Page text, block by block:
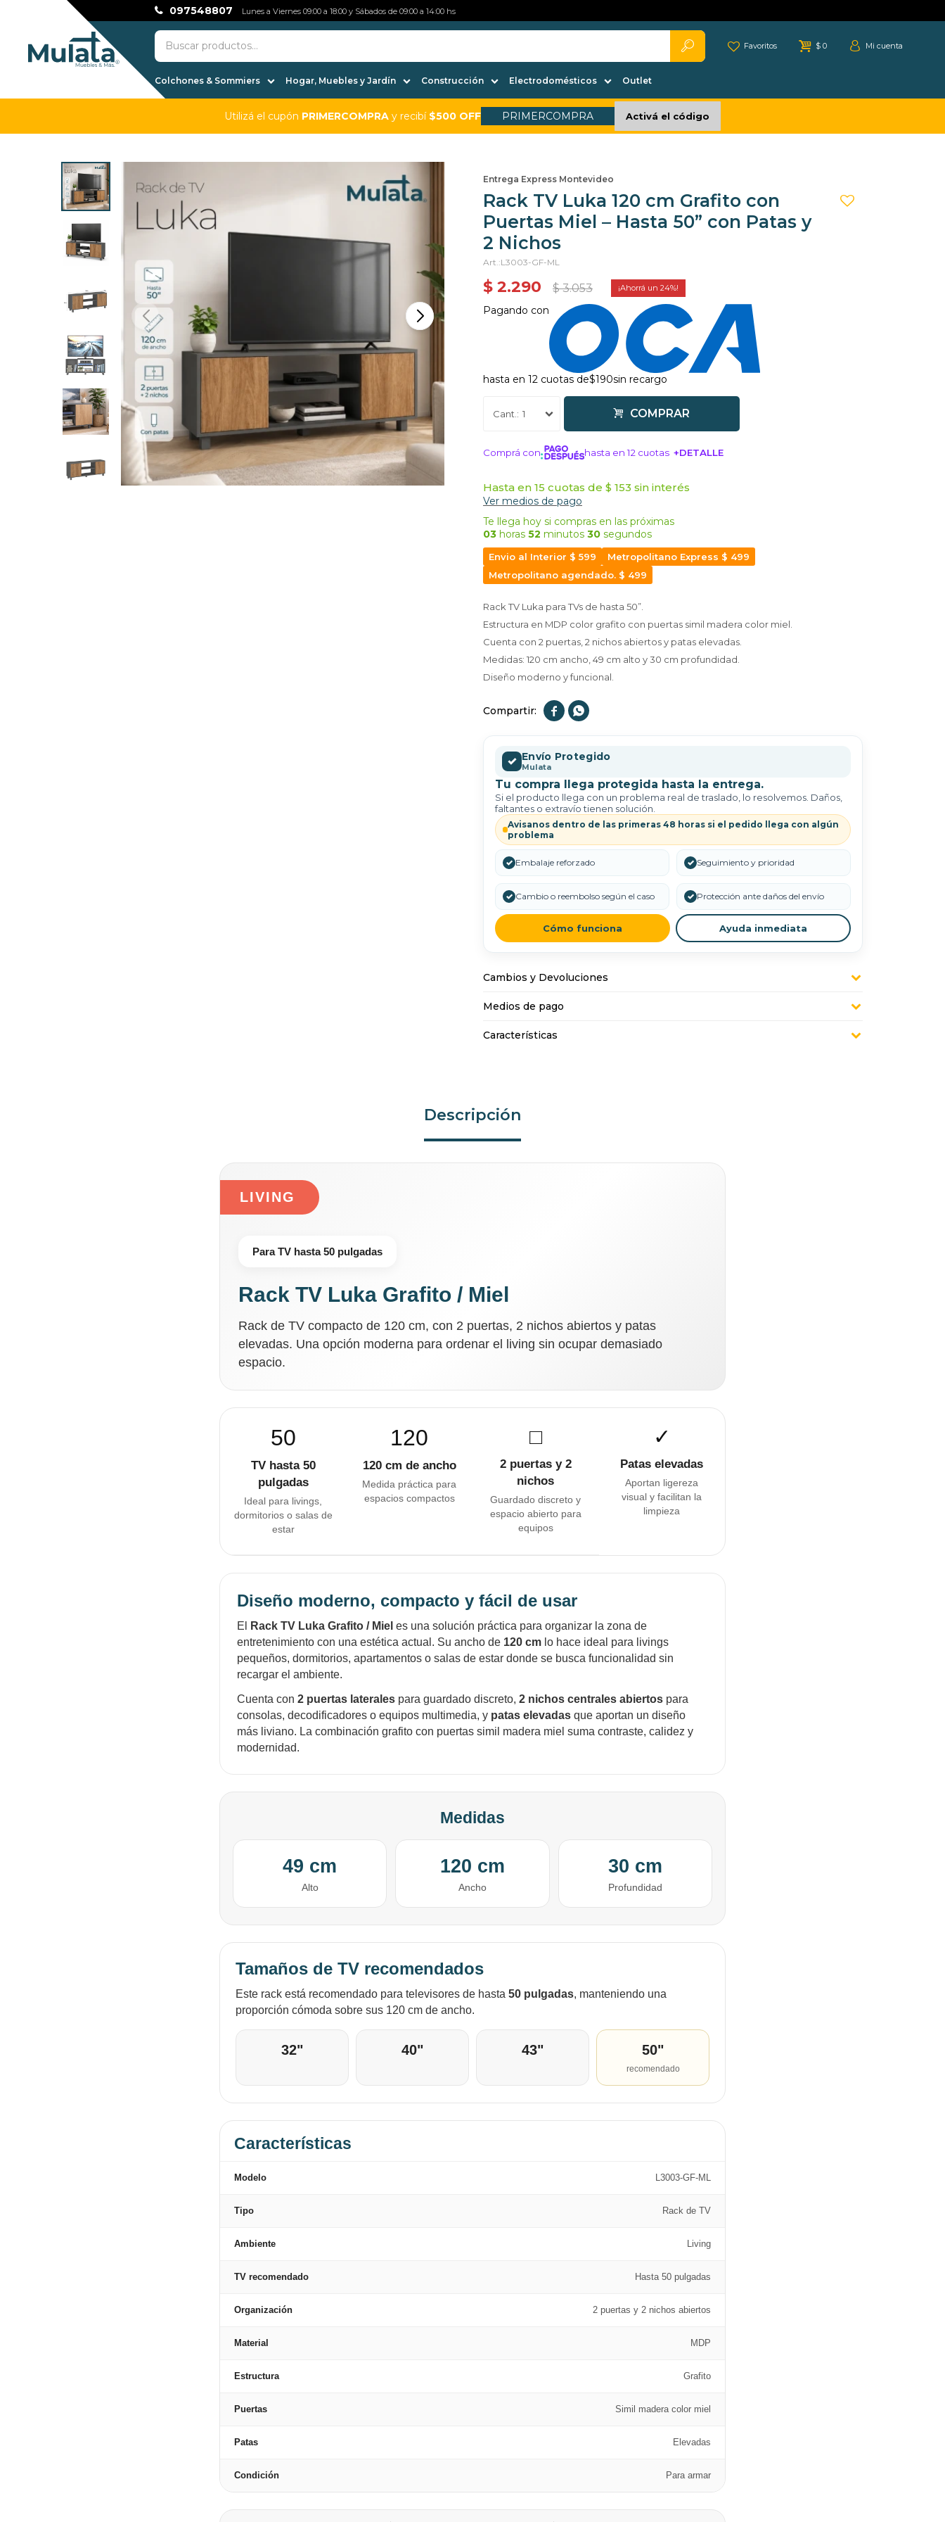
Colchones & Sommiers Hogar, Muebles y Jardín Construcción Electrodomésticos Outlet
$ 0
Favoritos
097548807 Lunes a Viernes 09:00 a 18:00 y Sábados de 09:00 a 14:00 hs
Utilizá el cupón PRIMERCOMPRA y recibí $500 OFF PRIMERCOMPRA Activá el código
Entrega Express Montevideo
Rack TV Luka 120 cm Grafito con
Puertas Miel – Hasta 50” con Patas y
2 Nichos
L3003-GF-ML
$ 2.290 $ 3.053 24
Pagando con
hasta en 12 cuotas de$190sin recargo
COMPRAR
1
Comprá con hasta en 12 cuotas +DETALLE
¡ME INTERESA!
Hasta en 15 cuotas de $ 153 sin interés
Ver medios de pago
Te llega hoy si compras en las próximas
03 horas 52 minutos 29 segundos
Envio al Interior $ 599
Metropolitano Express $ 499
Metropolitano agendado. $ 499
Rack TV Luka para TVs de hasta 50”.
Estructura en MDP color grafito con puertas simil madera color miel.
Cuenta con 2 puertas, 2 nichos abiertos y patas elevadas.
Medidas: 120 cm ancho, 49 cm alto y 30 cm profundidad.
Diseño moderno y funcional.
 
✓ Envío Protegido
Mulata
Tu compra llega protegida hasta la entrega.
Si el producto llega con un problema real de traslado, lo resolvemos. Daños,
faltantes o extravío tienen solución.
Avisanos dentro de las primeras 48 horas si el pedido llega con algún
problema
✓ Embalaje reforzado ✓ Seguimiento y prioridad
✓ Cambio o reembolso según el caso ✓ Protección ante daños del envío
Cómo funciona Ayuda inmediata
Cambios y Devoluciones
Medios de pago
Características
Descripción
LIVING
Para TV hasta 50 pulgadas
Rack TV Luka Grafito / Miel
Rack de TV compacto de 120 cm, con 2 puertas, 2 nichos abiertos y patas
elevadas. Una opción moderna para ordenar el living sin ocupar demasiado
espacio.
50
TV hasta 50
pulgadas
Ideal para livings,
dormitorios o salas de
estar
120
120 cm de ancho
Medida práctica para
espacios compactos
□
2 puertas y 2
nichos
Guardado discreto y
espacio abierto para
equipos
✓
Patas elevadas
Aportan ligereza
visual y facilitan la
limpieza
Diseño moderno, compacto y fácil de usar
El Rack TV Luka Grafito / Miel es una solución práctica para organizar la zona de
entretenimiento con una estética actual. Su ancho de 120 cm lo hace ideal para livings
pequeños, dormitorios, apartamentos o salas de estar donde se busca funcionalidad sin
recargar el ambiente.
Cuenta con 2 puertas laterales para guardado discreto, 2 nichos centrales abiertos para
consolas, decodificadores o equipos multimedia, y patas elevadas que aportan un diseño
más liviano. La combinación grafito con puertas simil madera miel suma contraste, calidez y
modernidad.
Medidas
49 cm
Alto
120 cm
Ancho
30 cm
Profundidad
Tamaños de TV recomendados
Este rack está recomendado para televisores de hasta 50 pulgadas, manteniendo una
proporción cómoda sobre sus 120 cm de ancho.
32" 40" 43" 50"
recomendado
Características
Modelo L3003-GF-ML
Tipo Rack de TV
Ambiente Living
TV recomendado Hasta 50 pulgadas
Organización 2 puertas y 2 nichos abiertos
Material MDP
Estructura Grafito
Puertas Simil madera color miel
Patas Elevadas
Condición Para armar
Después, hasta en 12
tarjeta de crédito
¡Sumate a la forma más ágil de
comprar!
Comprá en 3 cuotas sin recargo o hasta en
12 cuotas * ¡Solo con tu cédula!
* sujeto aprobación crediticia.
Pago Después:
Fecha de nacimiento
Continuar
¡Tenés hasta
para comprar en las cuotas que
Elegí tus productos preferidos
Elegí Pago Después como metodo de pago
Parece que no tenes oferta, lamentamos
el inconveniente, por cualquier duda
contactanos en
preguntas@pagodespues.com.uy
¡Algo salió mal!
Por favor intenta nuevamente mas tarde.